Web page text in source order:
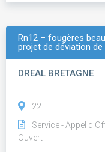
Rn12 – fougères
projet de déviation
DREAL BRETAGNE
22
Service - Appel
Ouvert